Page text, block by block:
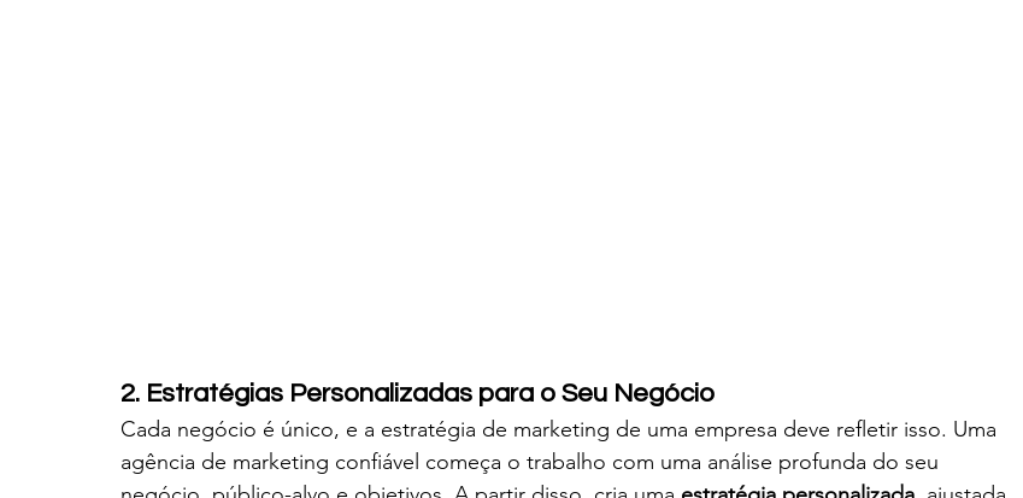
2. Estratégias Personalizadas para o Seu Negócio
Cada negócio é único, e a estratégia de marketing de uma empresa deve refletir isso. Uma
agência de marketing confiável começa o trabalho com uma análise profunda do seu